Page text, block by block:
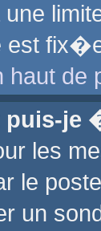
une
est
haut de
puis-je
les
un